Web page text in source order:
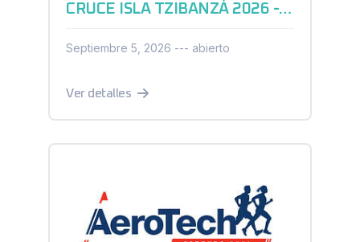
CRUCE ISLA TZIBANZÁ 2026 - AGUAS ABIERTAS
Septiembre 5, 2026 --- abierto
Ver detalles